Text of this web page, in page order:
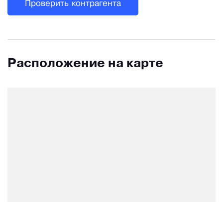
Проверить контрагента
Расположение на карте